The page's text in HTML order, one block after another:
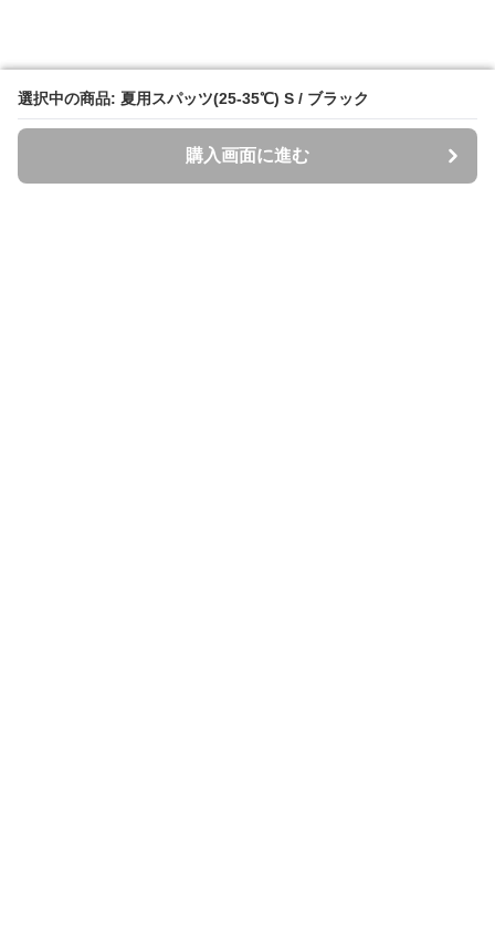
選択中の商品: 夏用スパッツ(25-35℃) S / ブラック
購入画面に進む
選択中の商品: 夏用スパッツ(25-35℃) S / ブラック
購入画面に進む